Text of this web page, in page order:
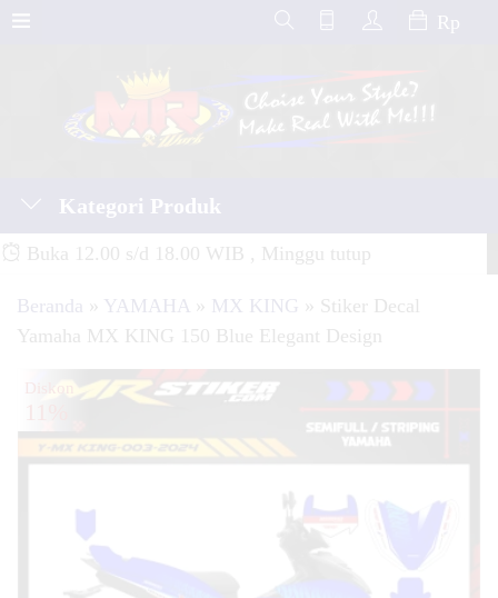
Rp
Kategori Produk
Buka 12.00 s/d 18.00 WIB , Minggu tutup
Beranda » YAMAHA » MX KING » Stiker Decal
Yamaha MX KING 150 Blue Elegant Design
Diskon